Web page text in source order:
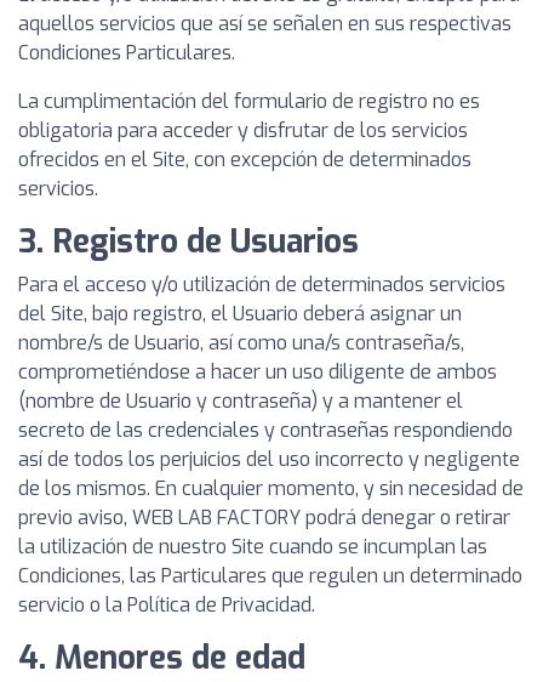
aquellos servicios que así se señalen en sus respectivas
Condiciones Particulares.
La cumplimentación del formulario de registro no es
obligatoria para acceder y disfrutar de los servicios
ofrecidos en el Site, con excepción de determinados
servicios.
3. Registro de Usuarios
Para el acceso y/o utilización de determinados servicios
del Site, bajo registro, el Usuario deberá asignar un
nombre/s de Usuario, así como una/s contraseña/s,
comprometiéndose a hacer un uso diligente de ambos
(nombre de Usuario y contraseña) y a mantener el
secreto de las credenciales y contraseñas respondiendo
así de todos los perjuicios del uso incorrecto y negligente
de los mismos. En cualquier momento, y sin necesidad de
previo aviso, WEB LAB FACTORY podrá denegar o retirar
la utilización de nuestro Site cuando se incumplan las
Condiciones, las Particulares que regulen un determinado
servicio o la Política de Privacidad.
4. Menores de edad